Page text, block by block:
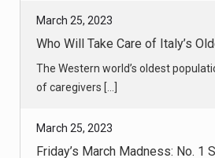
March 25, 2023
Who Will Take Care of Italy’s
The Western world’s oldest
of caregivers [...]
March 25, 2023
Friday’s March Madness: No. 1